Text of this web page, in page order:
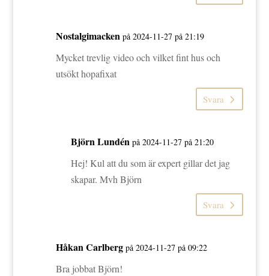
Nostalgimacken på 2024-11-27 på 21:19
Mycket trevlig video och vilket fint hus och
utsökt hopafixat
Svara
Björn Lundén på 2024-11-27 på 21:20
Hej! Kul att du som är expert gillar det jag
skapar. Mvh Björn
Svara
Håkan Carlberg på 2024-11-27 på 09:22
Bra jobbat Björn!